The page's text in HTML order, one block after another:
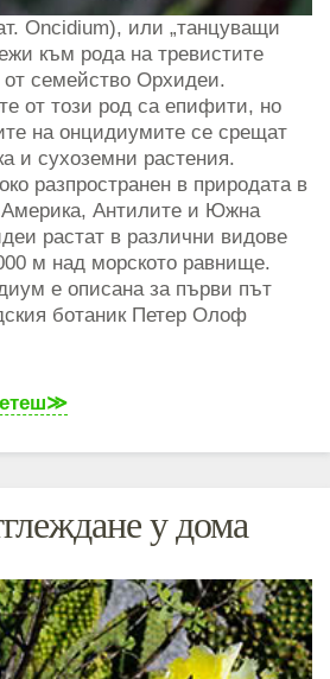
Oncidium), или „танцуващи
към рода на тревистите
семейство Орхидеи.
от този род са епифити, но
на онцидиумите се срещат
и сухоземни растения.
разпространен в природата в
Антилите и Южна
растат в различни видове
м над морското равнище.
е описана за първи път
ботаник Петер Олоф
у дома